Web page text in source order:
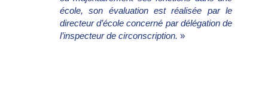
école, son évaluation est réalisée par le
directeur d’école concerné par délégation de
l’inspecteur de circonscription. »